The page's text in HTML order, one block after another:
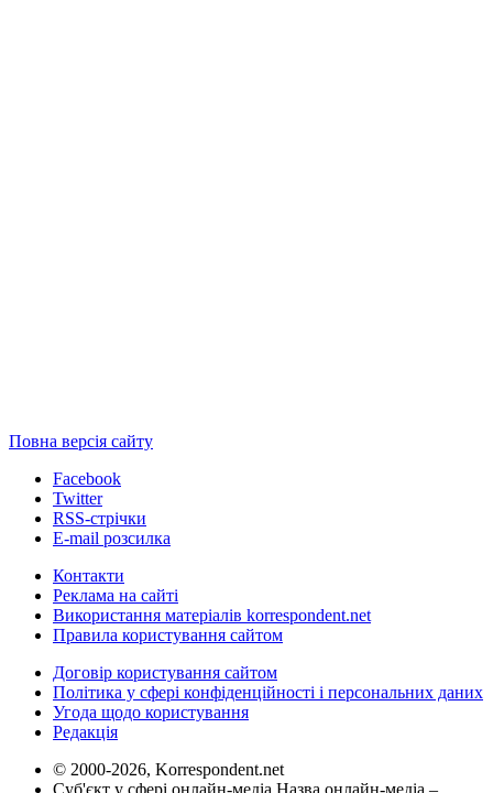
Повна версія сайту
Facebook
Twitter
RSS-стрічки
E-mail розсилка
Контакти
Реклама на сайті
Використання матеріалів korrespondent.net
Правила користування сайтом
Договір користування сайтом
Політика у сфері конфіденційності і персональних даних
Угода щодо користування
Редакція
© 2000-2026, Korrespondent.net
Суб'єкт у сфері онлайн-медіа Назва онлайн-медіа –